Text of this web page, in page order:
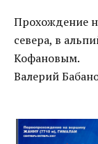
Прохождение
севера, в
Кофановым.
Валерий